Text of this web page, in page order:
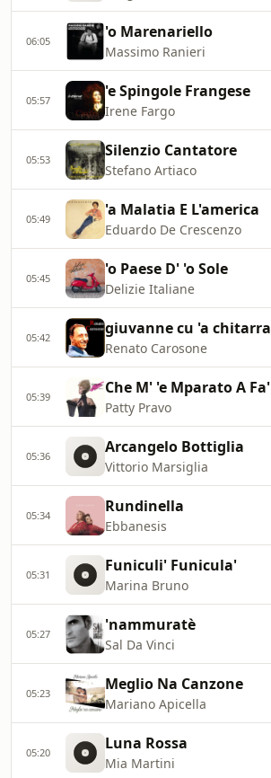
06:05 'o Marenariello
Massimo Ranieri
05:57 'e Spingole Frangese
Irene Fargo
05:53 Silenzio Cantatore
Stefano Artiaco
05:49 'a Malatia E L'america
Eduardo De Crescenzo
05:45 'o Paese D' 'o Sole
Delizie Italiane
05:42 giuvanne cu 'a chitarra
Renato Carosone
05:39 Che M' 'e Mparato A Fa'
Patty Pravo
05:36 Arcangelo Bottiglia
Vittorio Marsiglia
05:34 Rundinella
Ebbanesis
05:31 Funiculi' Funicula'
Marina Bruno
05:27 'nammuratè
Sal Da Vinci
05:23 Meglio Na Canzone
Mariano Apicella
05:20 Luna Rossa
Mia Martini